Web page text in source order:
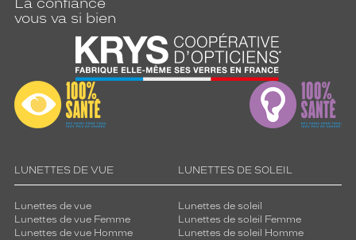
vous va si bien
LUNETTES DE VUE
Lunettes de vue
Lunettes de vue Femme
Lunettes de vue Homme
LUNETTES DE SOLEIL
Lunettes de soleil
Lunettes de soleil Femme
Lunettes de soleil Homme